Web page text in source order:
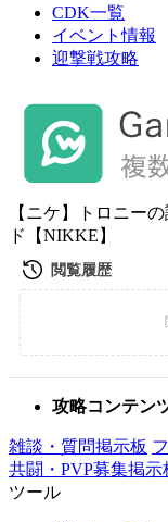
CDK一覧
イベント情報
迎撃戦攻略
【ニケ】トロニー
ド【NIKKE】
攻略コンテン
雑談・質問掲示板
共闘・PVP募集掲示
ツール